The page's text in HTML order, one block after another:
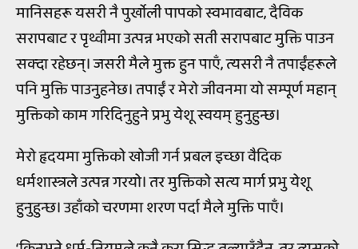
मानिसहरू यसरी नै पुर्खोली पापको स्वभावबाट, दैविक
सरापबाट र पृथ्वीमा उत्पन्न भएको सती सरापबाट मुक्ति पाउन
सक्दा रहेछन्। जसरी मैले मुक्त हुन पाएँ, त्यसरी नै तपाईंहरूले
पनि मुक्ति पाउनुहनेछ। तपाईं र मेरो जीवनमा यो सम्पूर्ण महान्
मुक्तिको काम गरिदिनुहुने प्रभु येशू स्वयम् हुनुहुन्छ।
मेरो हृदयमा मुक्तिको खोजी गर्न प्रबल इच्छा वैदिक
धर्मशास्त्रले उत्पन्न गरयो। तर मुक्तिको सत्य मार्ग प्रभु येशू
हुनुहुन्छ। उहाँको चरणमा शरण पर्दा मैले मुक्ति पाएँ।